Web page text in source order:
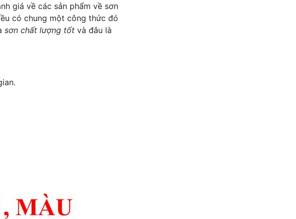
giá về các sản phẩm về sơn
có chung một công thức đó
sơn chất lượng tốt và đâu là